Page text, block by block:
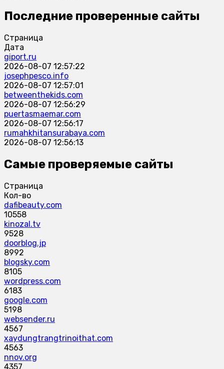
Последние проверенные сайты
Страница
Дата
giport.ru
2026-08-07 12:57:22
josephpesco.info
2026-08-07 12:57:01
betweenthekids.com
2026-08-07 12:56:29
puertasmaemar.com
2026-08-07 12:56:17
rumahkhitansurabaya.com
2026-08-07 12:56:13
Самые проверяемые сайты
Страница
Кол-во
dafibeauty.com
10558
kinozal.tv
9528
doorblog.jp
8992
blogsky.com
8105
wordpress.com
6183
google.com
5198
websender.ru
4567
xaydungtrangtrinoithat.com
4563
nnov.org
4357